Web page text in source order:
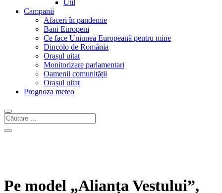
Util
Campanii
Afaceri în pandemie
Bani Europeni
Ce face Uniunea Europeană pentru mine
Dincolo de România
Orașul uitat
Monitorizare parlamentari
Oamenii comunității
Orașul uitat
Prognoza meteo
Pe model „Alianța Vestului”,